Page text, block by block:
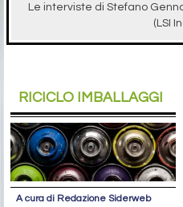
Le interviste di Stefano
(LSI
RICICLO IMBALLAGGI
A cura di Redazione Siderweb